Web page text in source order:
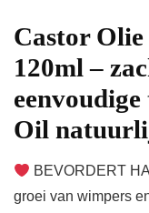
Castor
120ml –
Oil
BEVORDERT
groei van wimpers